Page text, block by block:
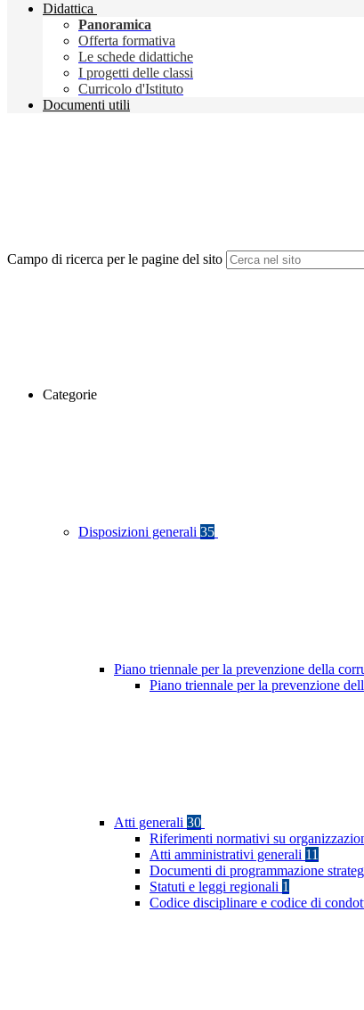
Didattica
Panoramica
Offerta formativa
Le schede didattiche
I progetti delle classi
Curricolo d'Istituto
Documenti utili
Campo di ricerca per le pagine del sito
Categorie
Disposizioni generali 35
Piano triennale per la prevenzione della
Piano triennale per la prevenzione
Atti generali 30
Riferimenti normativi su
Atti amministrativi generali 11
Documenti di programmazione
Statuti e leggi regionali 1
Codice disciplinare e codice di